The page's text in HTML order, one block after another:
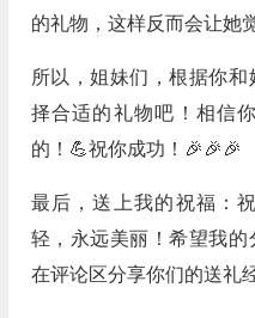
的礼物，这样反而会让她
所以，姐妹们，根据你
择合适的礼物吧！相信
的！💪祝你成功！🎉🎉🎉
最后，送上我的祝福：
轻，永远美丽！希望我
在评论区分享你们的送礼